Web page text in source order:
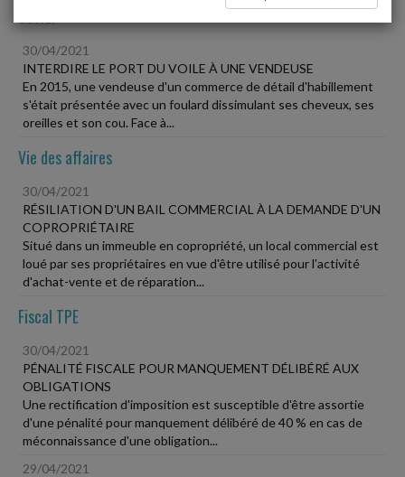
30/04/2021
INTERDIRE LE PORT DU VOILE À UNE VENDEUSE
En 2015, une vendeuse d'un commerce de détail d'habillement
s'était présentée avec un foulard dissimulant ses cheveux, ses
oreilles et son cou. Face à...
Vie des affaires
30/04/2021
RÉSILIATION D'UN BAIL COMMERCIAL À LA DEMANDE D'UN
COPROPRIÉTAIRE
Situé dans un immeuble en copropriété, un local commercial est
loué par ses propriétaires en vue d'être utilisé pour l'activité
d'achat-vente et de réparation...
Fiscal TPE
30/04/2021
PÉNALITÉ FISCALE POUR MANQUEMENT DÉLIBÉRÉ AUX
OBLIGATIONS
Une rectification d'imposition est susceptible d'être assortie
d'une pénalité pour manquement délibéré de 40 % en cas de
méconnaissance d'une obligation...
29/04/2021